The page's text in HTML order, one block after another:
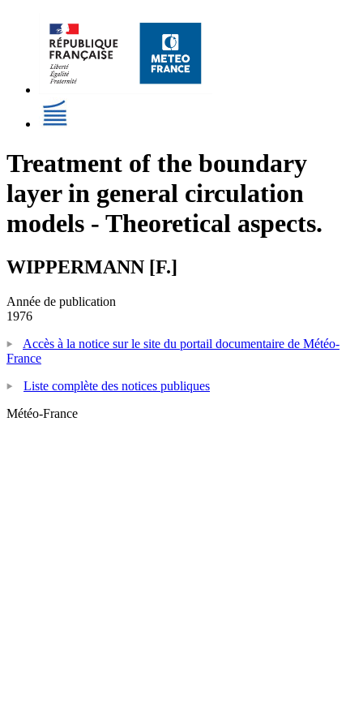
Treatment of the boundary
layer in general circulation
models - Theoretical aspects.
WIPPERMANN [F.]
Année de publication
1976
Accès à la notice sur le site du portail documentaire de Météo-
France
Liste complète des notices publiques
Météo-France